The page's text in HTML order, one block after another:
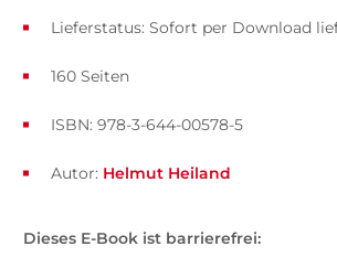
Lieferstatus: Sofort per Download
ISBN: 978-3-644-00578-5
160 Seiten
Autor: Helmut Heiland
Dieses E-Book ist barrierefrei: